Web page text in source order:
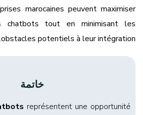
marocaines peuvent maximiser
chatbots tout en minimisant les
obstacles potentiels à leur intégration.
خاتمة
représentent une opportunité